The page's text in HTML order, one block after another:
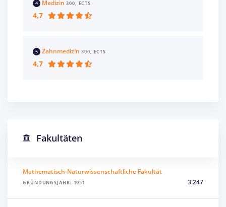
4 Medizin 300, ECTS
4,7
5 Zahnmedizin 300, ECTS
4,7
Fakultäten
Mathematisch-Naturwissenschaftliche Fakultät
GRÜNDUNGSJAHR: 1951 3.247